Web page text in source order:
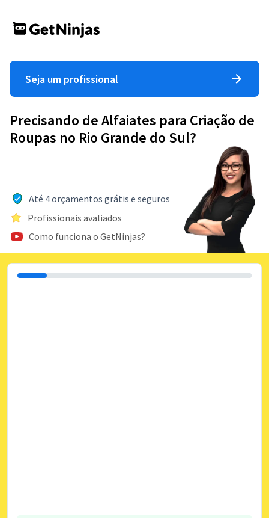
Seja um profissional
Precisando de Alfaiates para Criação de
Roupas no Rio Grande do Sul?
Até 4 orçamentos grátis e seguros
Profissionais avaliados
Como funciona o GetNinjas?